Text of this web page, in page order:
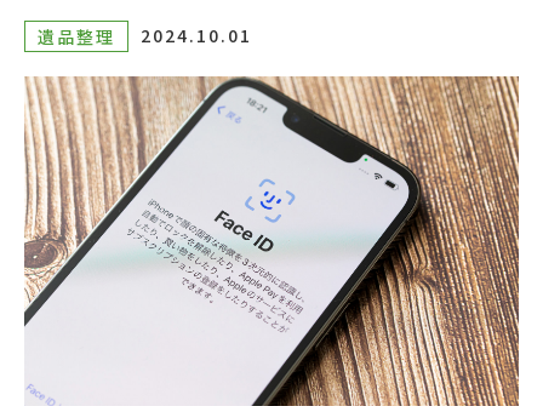
遺品整理 2024.10.01